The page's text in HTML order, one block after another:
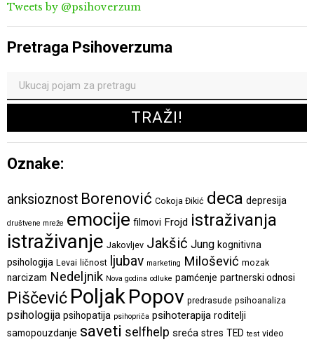
Tweets by @psihoverzum
Pretraga Psihoverzuma
Oznake:
anksioznost Borenović Cokoja Đikić deca depresija
društvene mreže emocije filmovi Frojd istraživanja
istraživanje Jakovljev Jakšić Jung kognitivna
psihologija Levai ličnost ljubav marketing Milošević mozak
narcizam Nedeljnik Nova godina odluke pamćenje partnerski odnosi
Piščević PoljakPopov predrasude psihoanaliza
psihologija psihopatija psihopriča psihoterapija roditelji
samopouzdanje saveti selfhelp sreća stres TED test video